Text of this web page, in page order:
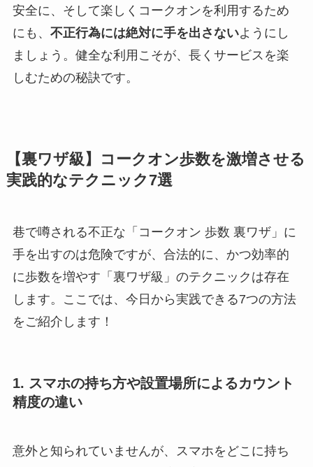
安全に、そして楽しくコークオンを利用するため
にも、 不正行為には絶対に手を出さないようにし
ましょう。健全な利用こそが、長くサービスを楽
しむための秘訣です。
【裏ワザ級】コークオン歩数を激増させる
実践的なテクニック7選
巷で噂される不正な「コークオン 歩数 裏ワザ」に
手を出すのは危険ですが、合法的に、かつ効率的
に歩数を増やす「裏ワザ級」のテクニックは存在
します。ここでは、今日から実践できる7つの方法
をご紹介します！
1. スマホの持ち方や設置場所によるカウント
精度の違い
意外と知られていませんが、スマホをどこに持ち